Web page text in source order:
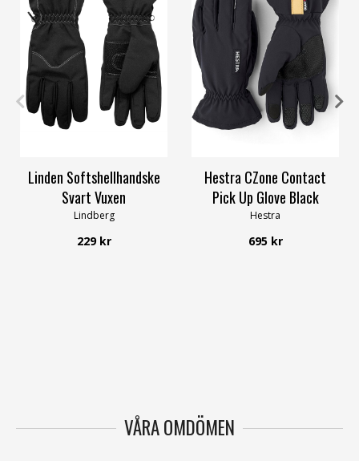
Linden Softshellhandske
Svart Vuxen
Lindberg
229 kr
9 10 12
Hestra CZone Contact
Pick Up Glove Black
Hestra
695 kr
VÅRA OMDÖMEN